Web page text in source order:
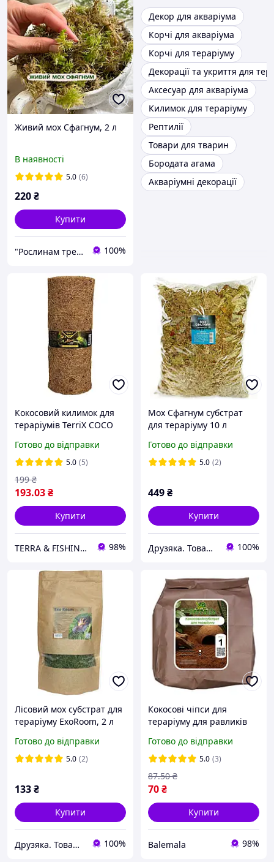
Живий мох Сфагнум, 2 л
В наявності
5.0 (6)
220₴
Купити
"Рослинам треба" 100%
Декор для акваріума
Корчі для акваріума
Корчі для тераріуму
Декорації та укриття для
Аксесуар для акваріума
Килимок для тераріуму
Рептилії
Товари для тварин
Бородата агама
Акваріумні декорації
Кокосовий килимок для
тераріумів TerriX COCO
Готово до відправки
5.0 (5)
193.03₴
199 ₴
Купити
TERRA & FISHING SHOP 98%
Мох Сфагнум субстрат
для тераріуму 10 л
Готово до відправки
5.0 (2)
449₴
Купити
Друзяка. Товари для Ваших улюбленців 100%
Лісовий мох субстрат для
тераріуму ExoRoom, 2 л
Готово до відправки
5.0 (2)
133₴
Купити
Друзяка. Товари для Ваших улюбленців 100%
Кокосові чіпси для
тераріуму для равликів
павуків, тарганів, змій
Terralis 1л
Готово до відправки
5.0 (3)
70₴
87.50 ₴
Купити
Balemala 98%